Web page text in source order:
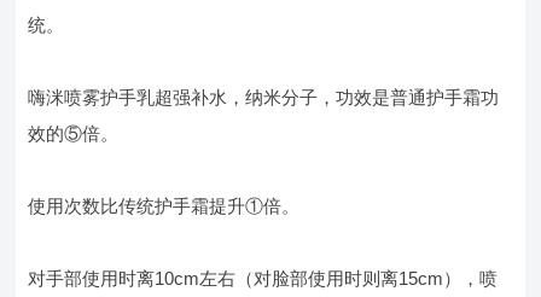
统。
嗨洣喷雾护手乳超强补水，纳米分子，功效是普通护手霜功
效的⑤倍。
使用次数比传统护手霜提升①倍。
对手部使用时离10cm左右（对脸部使用时则离15cm），喷